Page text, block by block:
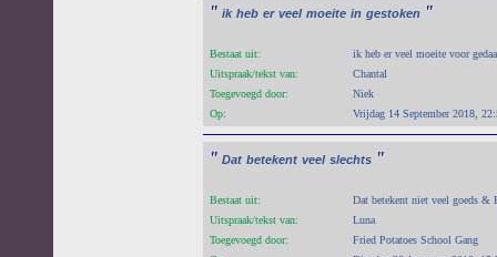
" ik heb er veel moeite in gestoken "
Bestaat uit:
ik heb er veel moeite voor
Uitspraak/tekst van:
Chantal
Toegevoegd door:
Niek
Op:
Vrijdag 14 September 2018,
" Dat betekent veel slechts "
Bestaat uit:
Dat betekent niet veel goeds &
Uitspraak/tekst van:
Luna
Toegevoegd door:
Fried Potatoes School Gang